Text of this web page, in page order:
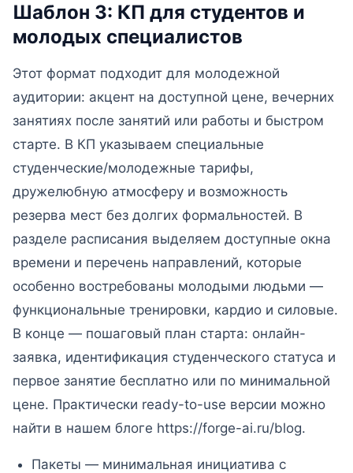
Шаблон 3: КП для студентов и
молодых специалистов
Этот формат подходит для молодежной
аудитории: акцент на доступной цене, вечерних
занятиях после занятий или работы и быстром
старте. В КП указываем специальные
студенческие/молодежные тарифы,
дружелюбную атмосферу и возможность
резерва мест без долгих формальностей. В
разделе расписания выделяем доступные окна
времени и перечень направлений, которые
особенно востребованы молодыми людьми —
функциональные тренировки, кардио и силовые.
В конце — пошаговый план старта: онлайн-
заявка, идентификация студенческого статуса и
первое занятие бесплатно или по минимальной
цене. Практически ready-to-use версии можно
найти в нашем блоге https://forge-ai.ru/blog.
Пакеты — минимальная инициатива с